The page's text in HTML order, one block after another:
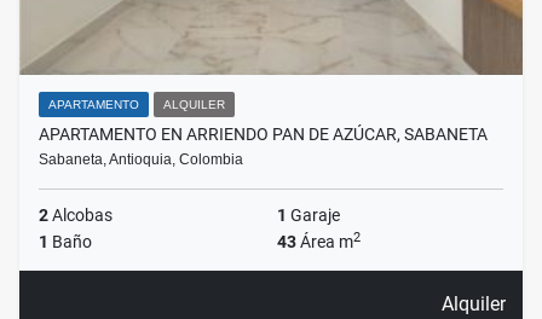
APARTAMENTO ALQUILER
APARTAMENTO EN ARRIENDO PAN DE AZÚCAR, SABANETA
Sabaneta, Antioquia, Colombia
2Alcobas 1 Garaje
1 Baño 43Área m2
Alquiler